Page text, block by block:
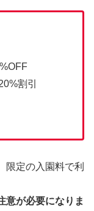
割引
限定の入園料で利
意が必要になりま